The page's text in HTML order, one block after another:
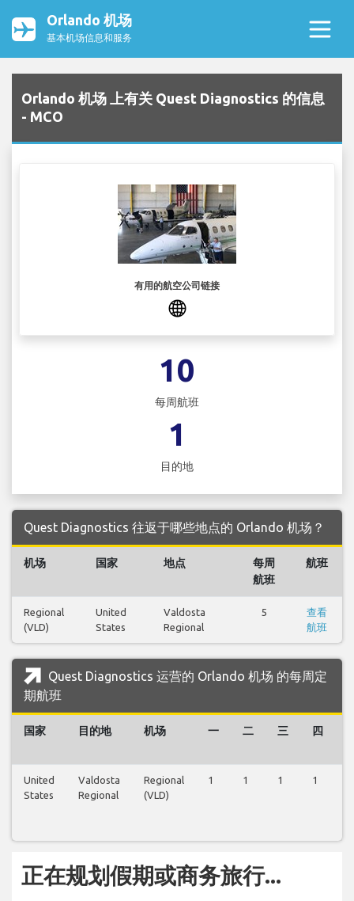
Orlando 机场
基本机场信息和服务
Orlando 机场 上有关 Quest Diagnostics 的信息
- MCO
有用的航空公司链接
10
每周航班
1
目的地
Quest Diagnostics 往返于哪些地点的 Orlando 机场？
机场 国家 地点
每周
航班
航班
Regional
(VLD)
United
States
Valdosta
Regional
5
查看
航班
Quest Diagnostics 运营的 Orlando 机场 的每周定
期航班
国家 目的地 机场 一 二 三 四
United
States
Valdosta
Regional
Regional
(VLD)
1 1 1 1
正在规划假期或商务旅行...